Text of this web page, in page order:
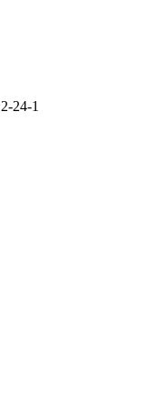
24-1